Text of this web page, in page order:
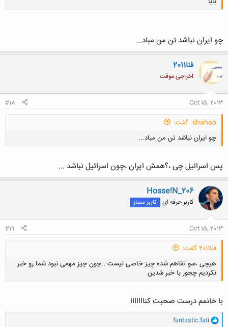
چو ایران نباشد تن من مباد...
فنا2011
اخراجی موقت
Oct 15, 2013
#18
shahab. گفت:
چو ایران نباشد تن من مباد...
کلیک کنید تا باز شود...
پس اسرائیل چی ،؟همش ایران ،چون اسرائیل نباشد ...
Hosse!N_206
کاربر حرفه ای کاربر ممتاز
Oct 15, 2013
#19
فنا2011 گفت:
هیچی ،سو تفاهم شده چیز خاصی نیست ..چون چیز مهمی نبود شما رو خبر
نکردیم چجور با خبر شدین
با خانمم درست صحبت کنااااااا
وfantastic.fati